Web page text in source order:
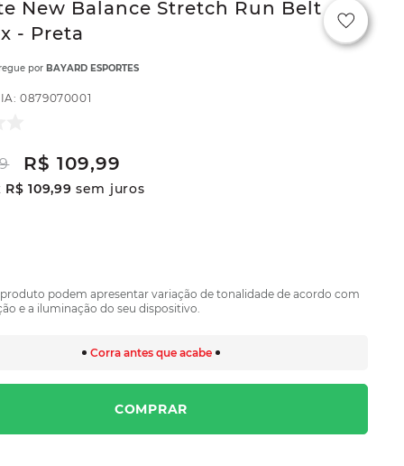
New Balance Stretch Run Belt
- Preta
por BAYARD ESPORTES
:0879070001
R$ 109,99
R$ 109,99 sem juros
podem apresentar variação de tonalidade de acordo com
e a iluminação do seu dispositivo.
Corra antes que acabe
COMPRAR